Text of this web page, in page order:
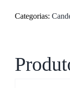
Categorias: